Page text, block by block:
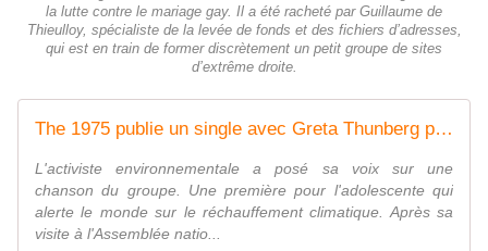
la lutte contre le mariage gay. Il a été racheté par Guillaume de
Thieulloy, spécialiste de la levée de fonds et des fichiers d’adresses,
qui est en train de former discrètement un petit groupe de sites
d’extrême droite.
The 1975 publie un single avec Greta Thunberg pour alerter sur l'urgence climatique. - Last Night in Orient
L'activiste environnementale a posé sa voix sur une
chanson du groupe. Une première pour l'adolescente qui
alerte le monde sur le réchauffement climatique. Après sa
visite à l'Assemblée natio...